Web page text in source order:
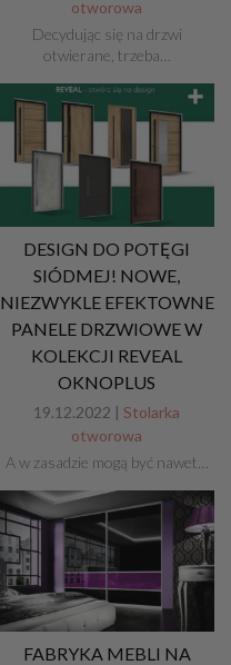
otworowa
Decydując się na drzwi
otwierane, trzeba…
DESIGN DO POTĘGI
SIÓDMEJ! NOWE,
NIEZWYKLE EFEKTOWNE
PANELE DRZWIOWE W
KOLEKCJI REVEAL
OKNOPLUS
19.12.2022 | Stolarka
otworowa
A w zasadzie mogą być nawet…
FABRYKA MEBLI NA